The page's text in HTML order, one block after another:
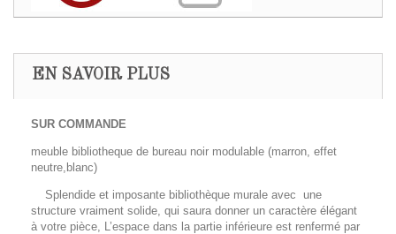
EN SAVOIR PLUS
SUR COMMANDE
meuble bibliotheque de bureau noir modulable (marron, effet
neutre,blanc)
Splendide et imposante bibliothèque murale avec une
structure vraiment solide, qui saura donner un caractère élégant
à votre pièce, L’espace dans la partie inférieure est renfermé par